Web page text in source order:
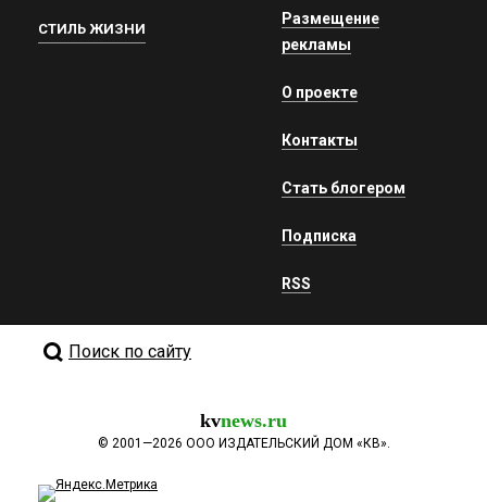
СТИЛЬ ЖИЗНИ
Размещение
рекламы
О проекте
Контакты
Стать блогером
Подписка
RSS
Поиск по сайту
kvnews.ru
© 2001—2026 ООО ИЗДАТЕЛЬСКИЙ ДОМ «КВ».